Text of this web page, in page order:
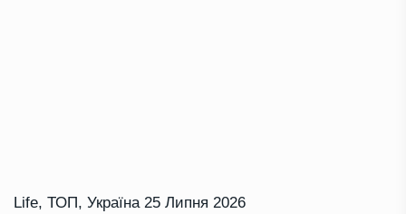
Life, ТОП, Україна 25 Липня 2026